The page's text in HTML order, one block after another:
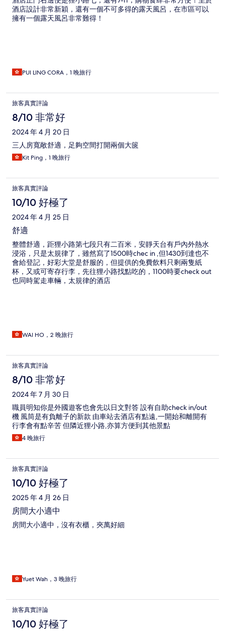
酒店設計非常新穎，還有一個不可多得的露天風呂，在市區可以
擁有一個露天風呂非常難得！
PUI LING CORA，1 晚旅行
旅客真實評論
8/10 非常好
2024 年 4 月 20 日
三人房寬敞舒適，足夠空間打開兩個大篋
Kit Ping，1 晚旅行
旅客真實評論
10/10 好極了
2024 年 4 月 25 日
舒適
整體舒適，距狸小路第七段只有二百米，安靜天台有戶內外熱水
浸浴，只是太規律了，雖然寫了1500時chec in ,但1430到達也不
會給登記，好彩大堂是舒服的，但提供的免費飲料只剩兩隻紙
杯，又或可寄存行李，先往狸小路找點吃的，1100時要check out
也同時駕走車輛，太規律的酒店
WAI HO，2 晚旅行
旅客真實評論
8/10 非常好
2024 年 7 月 30 日
職員明知你是外國遊客也會先以日文對答 設有自助check in/out
機 風筒是有負離子的新款 由車站去酒店有點遠,一開始和離開有
行李會有點辛苦 但隣近狸小路,亦算方便到其他景點
4 晚旅行
旅客真實評論
10/10 好極了
2025 年 4 月 26 日
房間大小適中
房間大小適中，沒有衣櫃，夾萬好細
Yuet Wah，3 晚旅行
旅客真實評論
10/10 好極了